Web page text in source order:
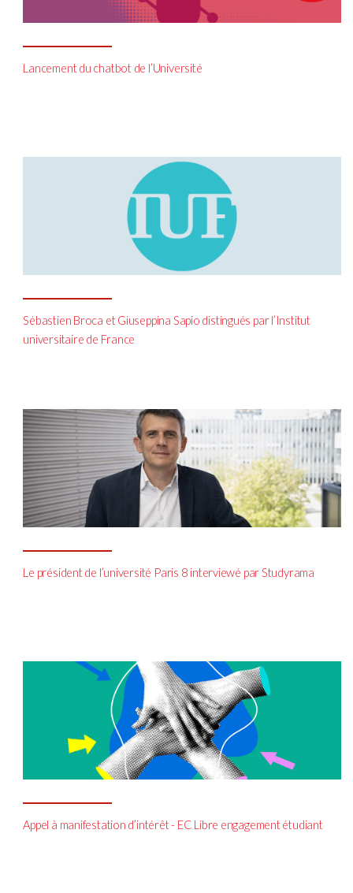
Lancement du chatbot de l’Université
Sébastien Broca et Giuseppina Sapio distingués par l’Institut
universitaire de France
Le président de l’université Paris 8 interviewé par Studyrama
Appel à manifestation d’intérêt - EC Libre engagement étudiant